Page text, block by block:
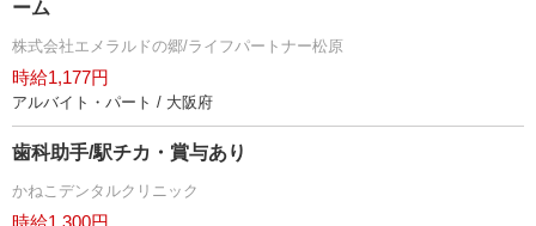
ーム
株式会社エメラルドの郷/ライフパートナー松原
時給1,177円
アルバイト・パート / 大阪府
歯科助手/駅チカ・賞与あり
かねこデンタルクリニック
時給1,300円